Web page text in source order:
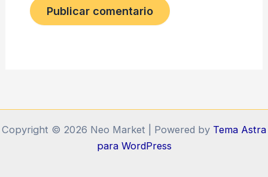
Copyright © 2026 Neo Market | Powered by Tema Astra
para WordPress